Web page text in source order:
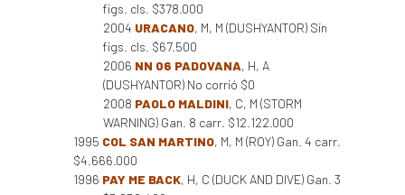
figs. cls. $378.000
2004 URACANO, M, M (DUSHYANTOR) Sin
figs. cls. $67.500
2006 NN 06 PADOVANA, H, A
(DUSHYANTOR) No corrió $0
2008 PAOLO MALDINI, C, M (STORM
WARNING) Gan. 8 carr. $12.122.000
1995 COL SAN MARTINO, M, M (ROY) Gan. 4 carr.
$4.666.000
1996 PAY ME BACK, H, C (DUCK AND DIVE) Gan. 3